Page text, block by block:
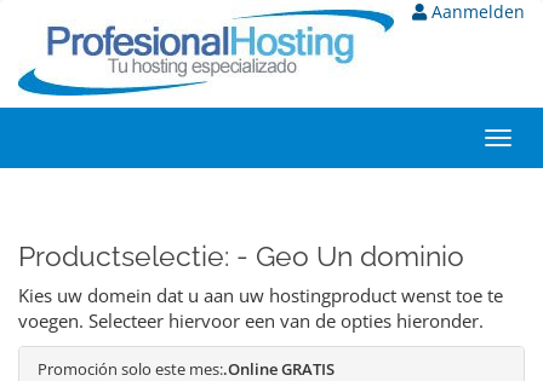
Aanmelden
Productselectie: - Geo Un dominio
Kies uw domein dat u aan uw hostingproduct wenst toe te
voegen. Selecteer hiervoor een van de opties hieronder.
Promoción solo este mes:.Online GRATIS